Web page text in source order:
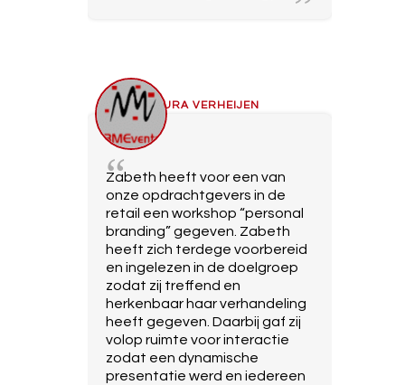
LAURA VERHEIJEN
Zabeth heeft voor een van
onze opdrachtgevers in de
retail een workshop “personal
branding” gegeven. Zabeth
heeft zich terdege voorbereid
en ingelezen in de doelgroep
zodat zij treffend en
herkenbaar haar verhandeling
heeft gegeven. Daarbij gaf zij
volop ruimte voor interactie
zodat een dynamische
presentatie werd en iedereen